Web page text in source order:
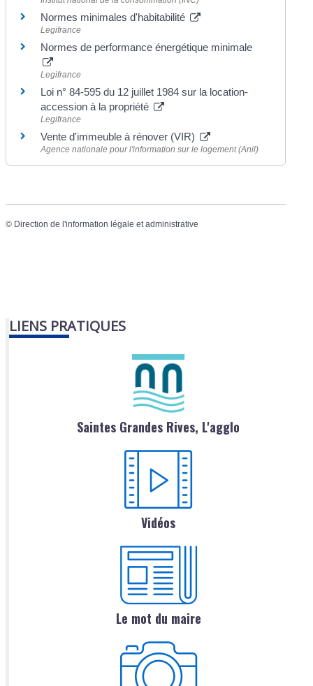
Normes minimales d'habitabilité
Legifrance
Normes de performance énergétique minimale
Legifrance
Loi n° 84-595 du 12 juillet 1984 sur la location-
accession à la propriété
Legifrance
Vente d'immeuble à rénover (VIR)
Agence nationale pour l'information sur le logement (Anil)
© Direction de l'information légale et administrative
LIENS PRATIQUES
Saintes Grandes Rives, L'agglo
Vidéos
Le mot du maire